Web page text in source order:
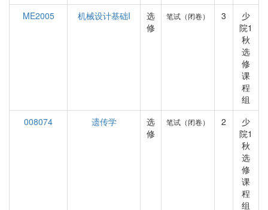
ME2005
机械设计基础I
选
修
笔试（闭卷） 3
少
院1
秋
选
修
课
程
组
008074
遗传学
选
修
笔试（闭卷） 2
少
院1
秋
选
修
课
程
组